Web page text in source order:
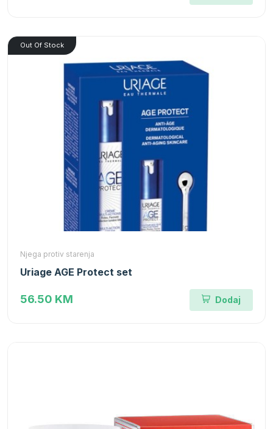
Out Of Stock
Njega protiv starenja
Uriage AGE Protect set
56.50 KM Dodaj